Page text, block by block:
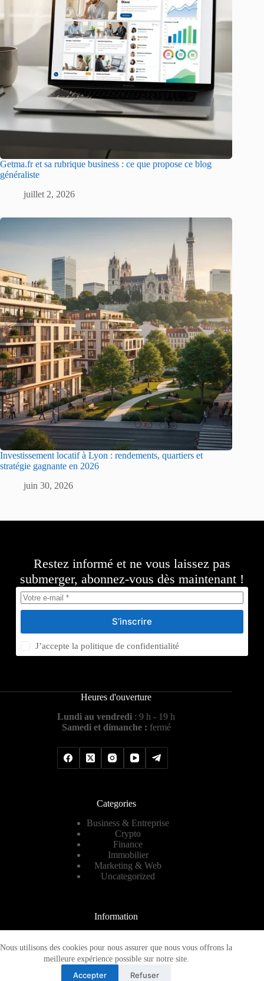
Nous utilisons des cookies pour nous assurer que nous vous offrons la
meilleure expérience possible sur notre site.
Accepter Refuser
Getma.fr et sa rubrique business : ce que propose ce blog
généraliste
juillet 2, 2026
Investissement locatif à Lyon : rendements, quartiers et
stratégie gagnante en 2026
juin 30, 2026
Restez informé et ne vous laissez pas
submerger, abonnez-vous dès maintenant !
S’inscrire
J’accepte lapolitique de confidentialité
Heures d'ouverture
Lundi au vendredi : 9 h - 19 h
Samedi et dimanche : fermé
Categories
Business & Entreprise
Crypto
Finance
Immobilier
Marketing & Web
Uncategorized
Information
A propos
Plan de site
Mentions légales